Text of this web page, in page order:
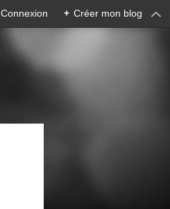
Connexion + Créer mon blog